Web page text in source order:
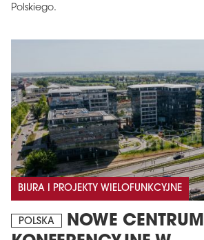
Polskiego.
BIURA I PROJEKTY WIELOFUNKCYJNE
POLSKA
NOWE CENTRUM